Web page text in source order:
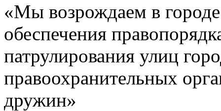
«Мы возрождаем в
обеспечения
патрулирования улиц
правоохранительных
дружин»